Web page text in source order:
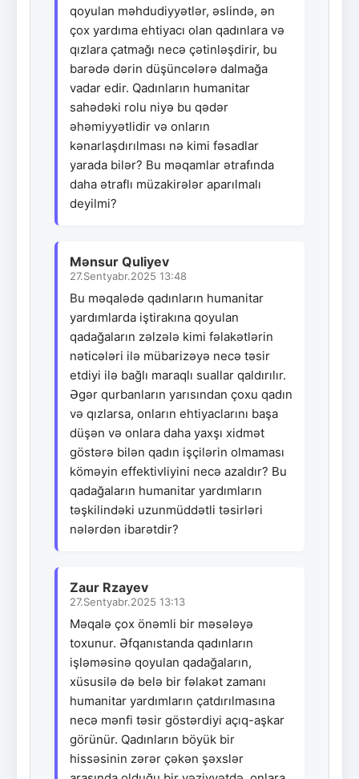
qoyulan məhdudiyyətlər, əslində, ən
çox yardıma ehtiyacı olan qadınlara və
qızlara çatmağı necə çətinləşdirir, bu
barədə dərin düşüncələrə dalmağa
vadar edir. Qadınların humanitar
sahədəki rolu niyə bu qədər
əhəmiyyətlidir və onların
kənarlaşdırılması nə kimi fəsadlar
yarada bilər? Bu məqamlar ətrafında
daha ətraflı müzakirələr aparılmalı
deyilmi?
Mənsur Quliyev
27.Sentyabr.2025 13:48
Bu məqalədə qadınların humanitar
yardımlarda iştirakına qoyulan
qadağaların zəlzələ kimi fəlakətlərin
nəticələri ilə mübarizəyə necə təsir
etdiyi ilə bağlı maraqlı suallar qaldırılır.
Əgər qurbanların yarısından çoxu qadın
və qızlarsa, onların ehtiyaclarını başa
düşən və onlara daha yaxşı xidmət
göstərə bilən qadın işçilərin olmaması
köməyin effektivliyini necə azaldır? Bu
qadağaların humanitar yardımların
təşkilindəki uzunmüddətli təsirləri
nələrdən ibarətdir?
Zaur Rzayev
27.Sentyabr.2025 13:13
Məqalə çox önəmli bir məsələyə
toxunur. Əfqanıstanda qadınların
işləməsinə qoyulan qadağaların,
xüsusilə də belə bir fəlakət zamanı
humanitar yardımların çatdırılmasına
necə mənfi təsir göstərdiyi açıq-aşkar
görünür. Qadınların böyük bir
hissəsinin zərər çəkən şəxslər